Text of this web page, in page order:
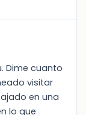
Dime cuanto
visitar
en una
lo que